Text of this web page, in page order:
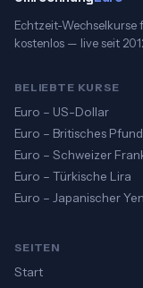
Echtzeit-Wechselkurse
kostenlos — live seit
BELIEBTE KURSE
Euro – US-Dollar
Euro – Britisches Pfund
Euro – Schweizer
Euro – Türkische Lira
Euro – Japanischer Yen
SEITEN
Start